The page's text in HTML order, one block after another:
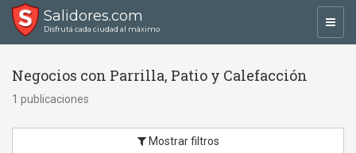
Salidores.com
Disfrutá cada ciudad al máximo
Negocios con Parrilla, Patio y Calefacción
1 publicaciones
Mostrar filtros